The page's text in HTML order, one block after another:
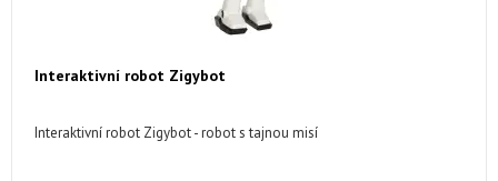
Interaktivní robot Zigybot
Interaktivní robot Zigybot - robot s tajnou misí